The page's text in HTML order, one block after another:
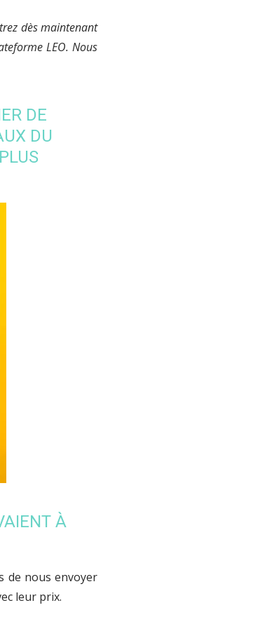
dès maintenant
LEO. Nous
DE
DU
À
de nous envoyer
leur prix.